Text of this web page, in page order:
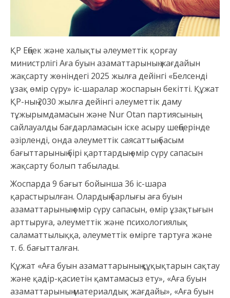
ҚР Еңбек және халықты әлеуметтік қорғау
министрлігі Аға буын азаматтарының жағдайын
жақсарту жөніндегі 2025 жылға дейінгі «Белсенді
ұзақ өмір сүру» іс-шаралар жоспарын бекітті. Құжат
ҚР-ның 2030 жылға дейінгі әлеуметтік даму
тұжырымдамасын және Nur Otan партиясының
сайлауалды бағдарламасын іске асыру шеңберінде
әзірленді, онда әлеуметтік саясаттың басым
бағыттарының бірі қарттардың өмір сүру сапасын
жақсарту болып табылады.
Жоспарда 9 бағыт бойынша 36 іс-шара
қарастырылған. Олардың барлығы аға буын
азаматтарының өмір сүру сапасын, өмір ұзақтығын
арттыруға, әлеуметтік және психологиялық
саламаттылыққа, әлеуметтік өмірге тартуға және
т. б. бағытталған.
Құжат «Аға буын азаматтарының құқықтарын сақтау
және қадір-қасиетін қамтамасыз ету», «Аға буын
азаматтарының материалдық жағдайы», «Аға буын